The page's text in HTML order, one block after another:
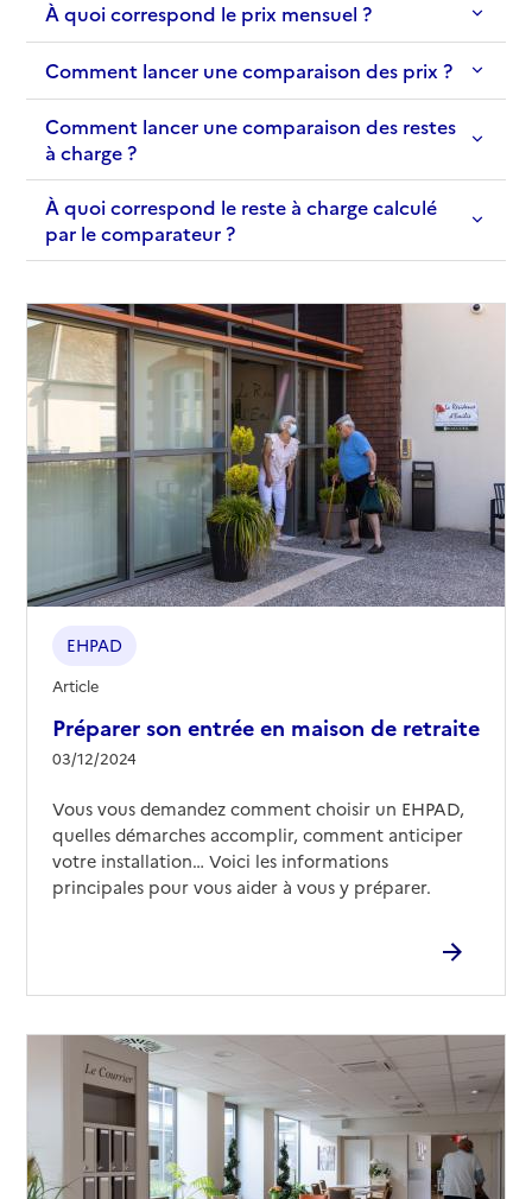
À quoi correspond le prix mensuel ?
Comment lancer une comparaison des prix ?
Comment lancer une comparaison des restes
à charge ?
À quoi correspond le reste à charge calculé
par le comparateur ?
Préparer son entrée en maison de retraite
03/12/2024
EHPAD
Article
Vous vous demandez comment choisir un EHPAD,
quelles démarches accomplir, comment anticiper
votre installation… Voici les informations
principales pour vous aider à vous y préparer.